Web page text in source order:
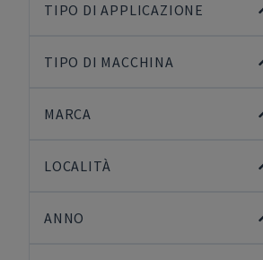
TIPO DI APPLICAZIONE
TIPO DI MACCHINA
MARCA
LOCALITÀ
ANNO